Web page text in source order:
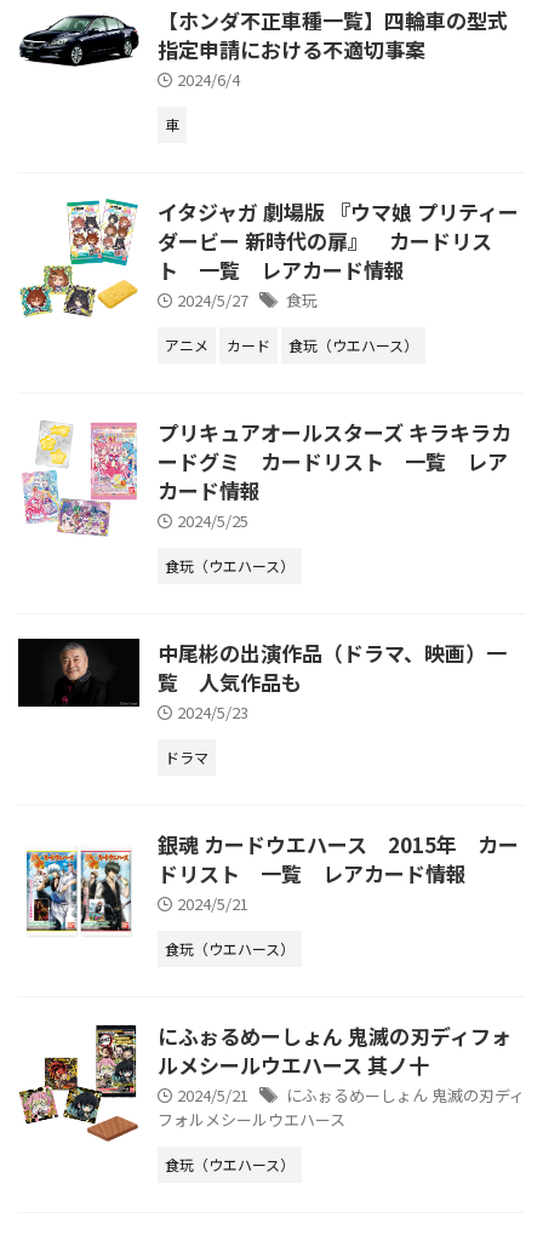
【ホンダ不正車種一覧】四輪車の型式
指定申請における不適切事案
2024/6/4
車
イタジャガ 劇場版 『ウマ娘 プリティー
ダービー 新時代の扉』 カードリス
ト 一覧 レアカード情報
2024/5/27 食玩
アニメ カード 食玩（ウエハース）
プリキュアオールスターズ キラキラカ
ードグミ カードリスト 一覧 レア
カード情報
2024/5/25
食玩（ウエハース）
中尾彬の出演作品（ドラマ、映画）一
覧 人気作品も
2024/5/23
ドラマ
銀魂 カードウエハース 2015年 カー
ドリスト 一覧 レアカード情報
2024/5/21
食玩（ウエハース）
にふぉるめーしょん 鬼滅の刃ディフォ
ルメシールウエハース 其ノ十
2024/5/21
にふぉるめーしょん 鬼滅の刃ディ
フォルメシールウエハース
食玩（ウエハース）